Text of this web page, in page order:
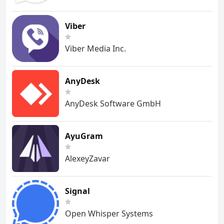
Viber
Viber Media Inc.
AnyDesk
AnyDesk Software GmbH
AyuGram
AlexeyZavar
Signal
Open Whisper Systems